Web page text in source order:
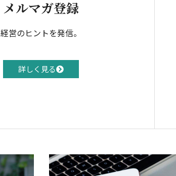
メルマガ登録
経営のヒントを発信。
詳しく見る